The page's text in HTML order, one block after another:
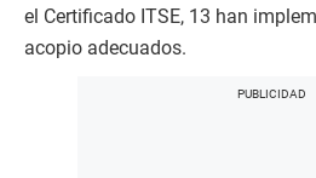
el Certificado ITSE, 13 han
acopio adecuados.